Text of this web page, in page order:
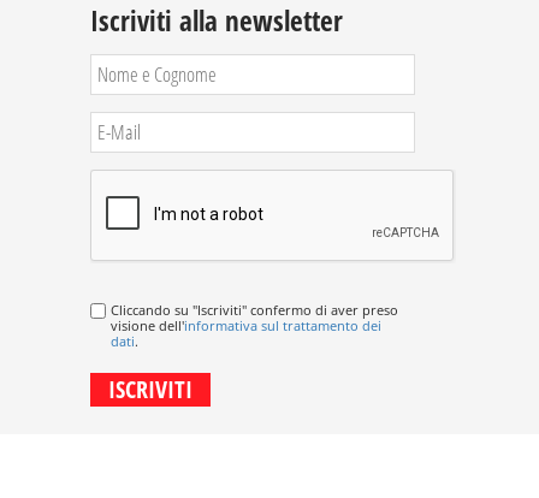
Iscriviti alla newsletter
Cliccando su "Iscriviti" confermo di aver preso
visione dell'informativa sul trattamento dei
dati.